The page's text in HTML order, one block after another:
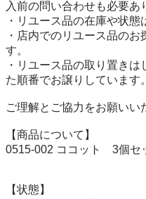
入前の問い合わせも必要あ
・リユース品の在庫や状態
・店内でのリユース品の
す。
・リユース品の取り置き
た順番でお譲りしています。
ご理解とご協力をお願いい
【商品について】
0515-002 ココット　3個セ
【状態】